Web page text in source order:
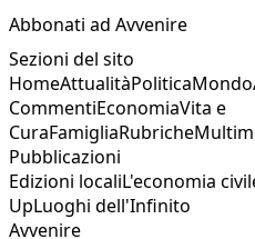
Abbonati ad Avvenire
Sezioni del sito
HomeAttualitàPoliticaMondo
CommentiEconomiaVita e
CuraFamigliaRubriche
Pubblicazioni
Edizioni localiL'economia
UpLuoghi dell'Infinito
Avvenire